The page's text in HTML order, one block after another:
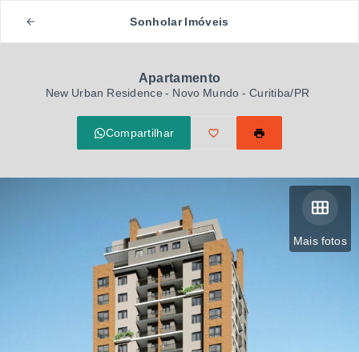
Sonholar Imóveis
Apartamento
New Urban Residence - Novo Mundo - Curitiba/PR
Compartilhar
Mais fotos